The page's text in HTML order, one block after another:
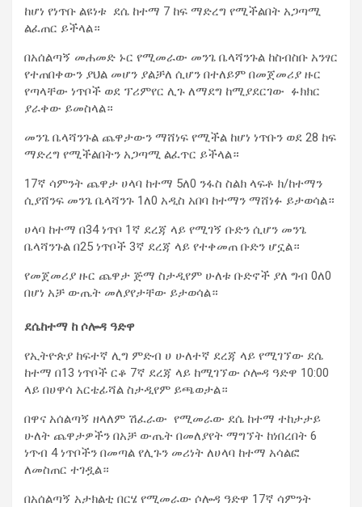
ከሆነ የነጥቡ ልዩነቱ ደሴ ከተማ 7 ከፍ ማድረግ የሚችልበት አጋጣሚ
ልፈጠር ይችላል።
በአሰልጣኝ መሐመድ ኑር የሚመራው መንጌ ቤላሻንጉል ከስብስቡ አንፃር
የተጠበቀውን ያህል መሆን ያልቻለ ሲሆን በተለይም በመጀመሪያ ዙር
የጣላቸው ነጥቦች ወደ ፕሪምየር ሊጉ ለማደግ ከሚያደርገው ፉክክር
ያራቀው ይመስላል።
መንጌ ቤላሻንጉል ጨዋታውን ማሸነፍ የሚችል ከሆነ ነጥቡን ወደ 28 ከፍ
ማድረግ የሚችልበትን አጋጣሚ ልፈጥር ይችላል።
17ኛ ሳምንት ጨዋታ ሀላባ ከተማ 5ለ0 ንፋስ ስልክ ላፍቶ ክ/ከተማን
ሲያሸንፍ መንጌ ቤላሻንጉ 1ለ0 አዲስ አበባ ከተማን ማሸነፉ ይታወሳል።
ሀላባ ከተማ በ34 ነጥቦ 1ኛ ደረጃ ላይ የሚገኝ ቡድን ሲሆን መንጌ
ቤላሻንጉል በ25 ነጥቦች 3ኛ ደረጃ ላይ የተቀመጠ ቡድን ሆኗል።
የመጀመሪያ ዙር ጨዋታ ጅማ ስታዲየም ሁለቱ ቡድኖች ያለ ግብ 0ለ0
በሆነ አቻ ውጤት መለያየታቸው ይታወሳል።
ደሴከተማ ከ ሶሎዳ ዓድዋ
የኢትዮጵያ ከፍተኛ ሊግ ምድብ ሀ ሁለተኛ ደረጃ ላይ የሚገኘው ደሴ
ከተማ በ13 ነጥቦች ርቆ 7ኛ ደረጃ ላይ ከሚገኘው ሶሎዳ ዓድዋ 10:00
ላይ በሀዋሳ አርቴፊሻል ስታዲየም ይጫወታል።
በዋና አሰልጣኝ ዘላለም ሽፈራው የሚመራው ደሴ ከተማ ተከታታይ
ሁለት ጨዋታዎችን በአቻ ውጤት በመለያየት ማግኘት ከነበረበት 6
ነጥብ 4 ነጥቦችን በመጣል የሊጉን መሪነት ለሀላባ ከተማ አሳልፎ
ለመስጠር ተገዷል።
በአሰልጣኝ አታክልቲ በርሄ የሚመራው ሶሎዳ ዓድዋ 17ኛ ሳምንት